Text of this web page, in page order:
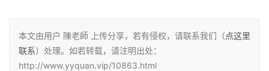
本文由用户 陳老師 上传分享，若有侵权，请联系我们（点这里
联系）处理。如若转载，请注明出处：
http://www.yyquan.vip/10863.html